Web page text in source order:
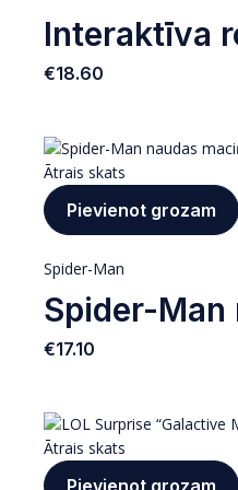
Interaktīva
€18.60
Ātrais skats
Pievienot grozam
Spider-Man
Spider-Man
€17.10
Ātrais skats
Pievienot grozam